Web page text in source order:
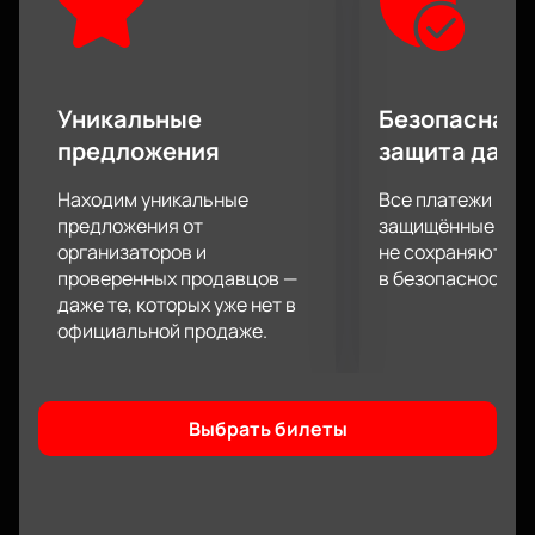
где часто выступает в коллаборации с другими
артистами стендапа.
нашем сайте. Всего пять минут и официальные
билеты уже на вашей электронной почте. У нас вы
найдёте только самые актуальные цены на
официальные билеты. Забудьте об очередях и
переплатах перекупщикам и просто насладитесь
великолепным выступлением любимого комика.
Уникальные
предложения
Находим уникальные
предложения от
организаторов и
проверенных продавцов —
даже те, которых уже нет в
официальной продаже.
Безопасная
защита
Все платежи
защищённые
не сохраняются
в безопасности.
Выбрать билеты